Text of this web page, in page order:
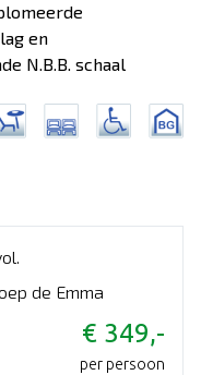
en
N.B.B. schaal
de Emma
€ 349,-
per persoon